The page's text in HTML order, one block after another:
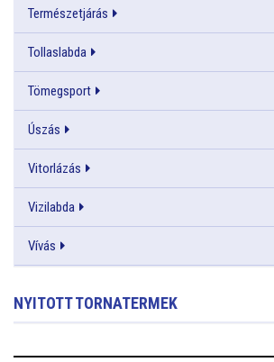
Természetjárás
Tollaslabda
Tömegsport
Úszás
Vitorlázás
Vizilabda
Vívás
NYITOTT TORNATERMEK